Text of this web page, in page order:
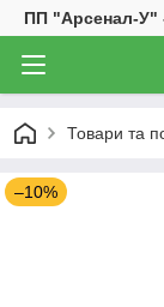
ПП "Арсенал-У" -
Товари та
–10%